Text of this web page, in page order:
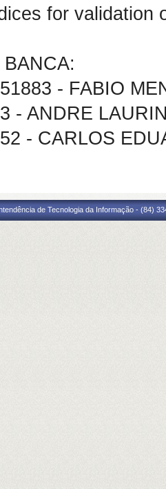
for validation
- FABIO
- ANDRE
- CARLOS
de Tecnologia da Informação - (84)